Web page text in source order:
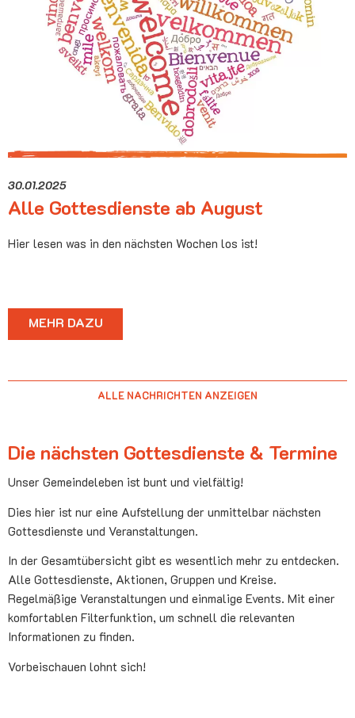
30.01.2025
Alle Gottesdienste ab August
Hier lesen was in den nächsten Wochen los ist!
MEHR DAZU
ALLE NACHRICHTEN ANZEIGEN
Die nächsten Gottesdienste & Termine
Unser Gemeindeleben ist bunt und vielfältig!
Dies hier ist nur eine Aufstellung der unmittelbar nächsten
Gottesdienste und Veranstaltungen.
In der Gesamtübersicht gibt es wesentlich mehr zu entdecken.
Alle Gottesdienste, Aktionen, Gruppen und Kreise.
Regelmäßige Veranstaltungen und einmalige Events. Mit einer
komfortablen Filterfunktion, um schnell die relevanten
Informationen zu finden.
Vorbeischauen lohnt sich!